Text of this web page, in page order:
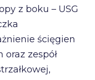
z boku – USG
ścięgien
oraz zespół